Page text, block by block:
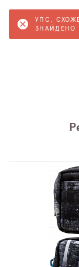
УПС,
ЗНАЙДЕНО